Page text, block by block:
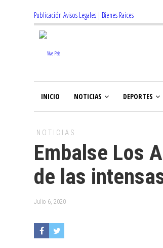
Publicación Avisos Legales | Bienes Raices
INICIO NOTICIAS DEPORTES
NOTICIAS
Embalse Los
de las
Julio 6, 2020